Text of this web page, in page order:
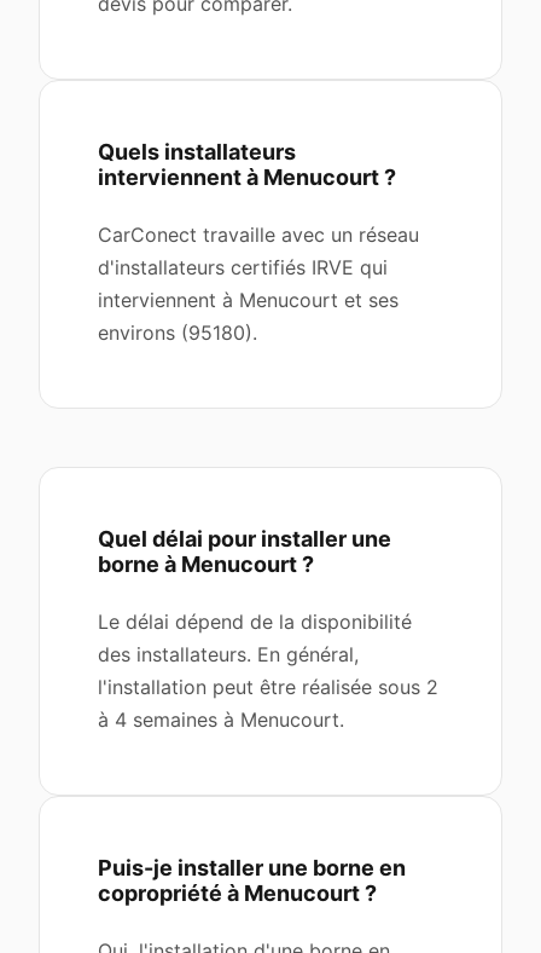
Quels installateurs
interviennent à Menucourt ?
CarConect travaille avec un réseau
d'installateurs certifiés IRVE qui
interviennent à Menucourt et ses
environs (95180).
Quel délai pour installer une
borne à Menucourt ?
Le délai dépend de la disponibilité
des installateurs. En général,
l'installation peut être réalisée sous 2
à 4 semaines à Menucourt.
Puis-je installer une borne en
copropriété à Menucourt ?